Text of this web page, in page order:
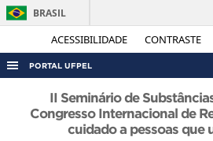
ACESSIBILIDADE CONTRASTE
BRASIL
PORTAL UFPEL
ACESSO À INFORMAÇÃO
AUDITORIA
II Seminário de
Congresso Internacional de
cuidado a pessoas que